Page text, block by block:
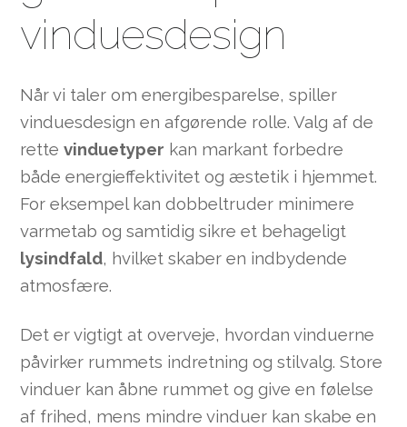
vinduesdesign
Når vi taler om energibesparelse, spiller
vinduesdesign en afgørende rolle. Valg af de
rettevinduetyper kan markant forbedre
både energieffektivitet og æstetik i hjemmet.
For eksempel kan dobbeltruder minimere
varmetab og samtidig sikre et behageligt
lysindfald, hvilket skaber en indbydende
atmosfære.
Det er vigtigt at overveje, hvordan vinduerne
påvirker rummets indretning og stilvalg. Store
vinduer kan åbne rummet og give en følelse
af frihed, mens mindre vinduer kan skabe en